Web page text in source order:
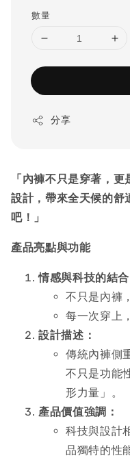
數量
分享
「內褲不只是穿著，
設計，帶來全天候的舒
吧！」
產品亮點與功能
情感與科技的結合
不只是內褲
每一次穿上
設計描述：
傳統內褲側
不只是功能
形力量」。
產品價值強調：
科技與設計
品獨特的性